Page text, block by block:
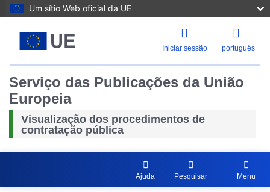
Um sítio Web oficial da UE
Iniciar sessão português
Serviço das Publicações da União
Europeia
Visualização dos procedimentos de
contratação pública
Ajuda Pesquisar Menu